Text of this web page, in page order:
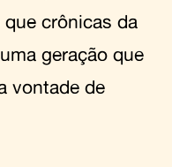
crônicas da
geração que
vontade de